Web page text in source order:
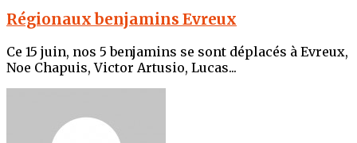
Régionaux benjamins Evreux
Ce 15 juin, nos 5 benjamins se sont déplacés à Evreux,
Noe Chapuis, Victor Artusio, Lucas...